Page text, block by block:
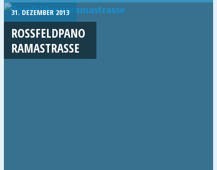
31. DEZEMBER 2013
ROSSFELDPANO
RAMASTRASSE